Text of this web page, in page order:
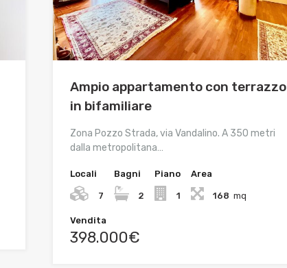
Ampio appartamento con terrazzo
in bifamiliare
Zona Pozzo Strada, via Vandalino. A 350 metri
dalla metropolitana…
Locali
7
Bagni
2
Piano
1
Area
168 mq
Vendita
398.000€